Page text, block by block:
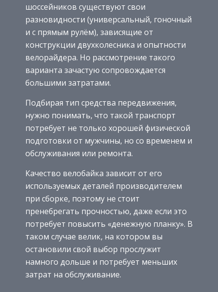
шоссейников существуют свои
разновидности (универсальный, гоночный
и с прямым рулём), зависящие от
конструкции двухколесника и опытности
велорайдера. Но рассмотрение такого
варианта зачастую сопровождается
большими затратами.
Подбирая тип средства передвижения,
нужно понимать, что такой транспорт
потребует не только хорошей физической
подготовки от мужчины, но со временем и
обслуживания или ремонта.
Качество велобайка зависит от его
используемых деталей производителем
при сборке, поэтому не стоит
пренебрегать прочностью, даже если это
потребует повысить «денежную планку». В
таком случае велик, на котором вы
остановили свой выбор прослужит
намного дольше и потребует меньших
затрат на обслуживание.